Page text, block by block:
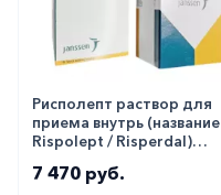
Рисполепт раствор для
приема внутрь (название
Rispolept / Risperdal)
7 470 руб.